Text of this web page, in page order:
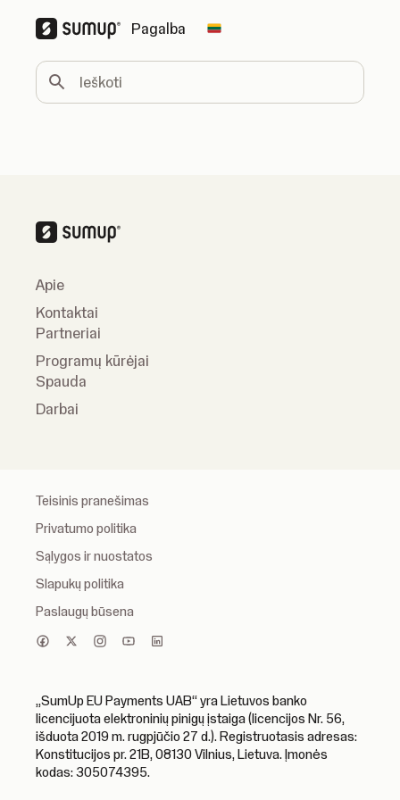
Pagalba Change country
Ieškoti
Apie
Kontaktai
Partneriai
Programų kūrėjai
Spauda
Darbai
Teisinis pranešimas
Privatumo politika
Sąlygos ir nuostatos
Slapukų politika
Paslaugų būsena
„SumUp EU Payments UAB“ yra Lietuvos banko
licencijuota elektroninių pinigų įstaiga (licencijos Nr. 56,
išduota 2019 m. rugpjūčio 27 d.). Registruotasis adresas:
Konstitucijos pr. 21B, 08130 Vilnius, Lietuva. Įmonės
kodas: 305074395.